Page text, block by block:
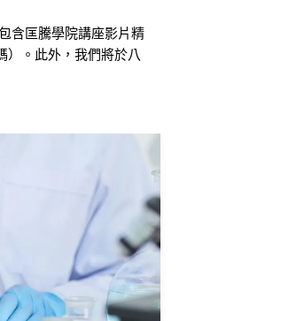
含匡騰學院講座影片精
）。此外，我們將於八
面臨之 SDS 及危害運